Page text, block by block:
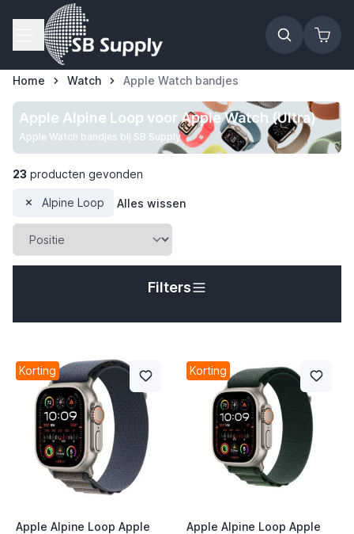
Ga naar de inhoud
Home Watch Apple Watch bandjes
Apple Alpine Loop voor Apple Watch (Ultra)
Apple Watch bandjes bij SB Supply
23 producten gevonden
Alpine Loop Alles wissen
Filters
Korting
Apple Alpine Loop Apple
Korting
Apple Alpine Loop Apple